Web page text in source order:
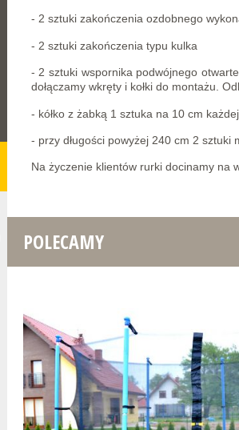
- 2 sztuki zakończenia ozdobnego
- 2 sztuki zakończenia typu kulka
- 2 sztuki wspornika podwójnego
dołączamy wkręty i kołki do montażu.
- kółko z żabką 1 sztuka na 10 cm
- przy długości powyżej 240 cm 2 sztuki
Na życzenie klientów rurki docinamy na
POLECAMY